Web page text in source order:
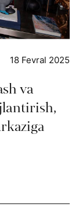
18 Fevral 2025
va